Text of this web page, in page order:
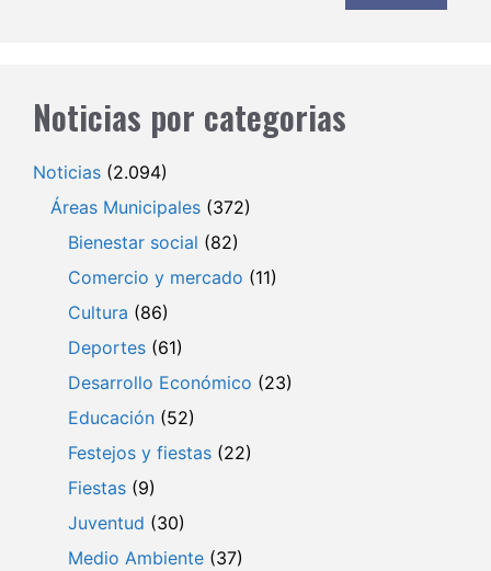
Noticias por categorias
Noticias (2.094)
Áreas Municipales (372)
Bienestar social (82)
Comercio y mercado (11)
Cultura (86)
Deportes (61)
Desarrollo Económico (23)
Educación (52)
Festejos y fiestas (22)
Fiestas (9)
Juventud (30)
Medio Ambiente (37)